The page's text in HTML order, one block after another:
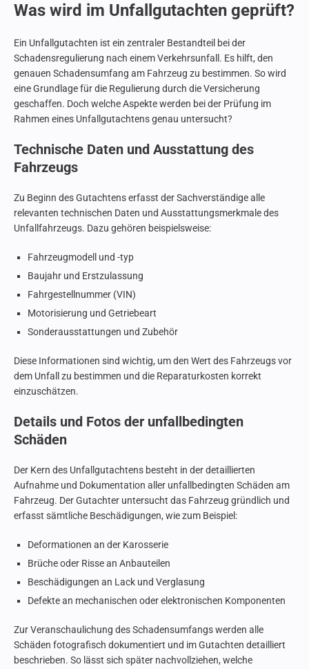
Was wird im Unfallgutachten geprüft?
Ein Unfallgutachten ist ein zentraler Bestandteil bei der
Schadensregulierung nach einem Verkehrsunfall. Es hilft, den
genauen Schadensumfang am Fahrzeug zu bestimmen. So wird
eine Grundlage für die Regulierung durch die Versicherung
geschaffen. Doch welche Aspekte werden bei der Prüfung im
Rahmen eines Unfallgutachtens genau untersucht?
Technische Daten und Ausstattung des
Fahrzeugs
Zu Beginn des Gutachtens erfasst der Sachverständige alle
relevanten technischen Daten und Ausstattungsmerkmale des
Unfallfahrzeugs. Dazu gehören beispielsweise:
Fahrzeugmodell und -typ
Baujahr und Erstzulassung
Fahrgestellnummer (VIN)
Motorisierung und Getriebeart
Sonderausstattungen und Zubehör
Diese Informationen sind wichtig, um den Wert des Fahrzeugs vor
dem Unfall zu bestimmen und die Reparaturkosten korrekt
einzuschätzen.
Details und Fotos der unfallbedingten
Schäden
Der Kern des Unfallgutachtens besteht in der detaillierten
Aufnahme und Dokumentation aller unfallbedingten Schäden am
Fahrzeug. Der Gutachter untersucht das Fahrzeug gründlich und
erfasst sämtliche Beschädigungen, wie zum Beispiel:
Deformationen an der Karosserie
Brüche oder Risse an Anbauteilen
Beschädigungen an Lack und Verglasung
Defekte an mechanischen oder elektronischen Komponenten
Zur Veranschaulichung des Schadensumfangs werden alle
Schäden fotografisch dokumentiert und im Gutachten detailliert
beschrieben. So lässt sich später nachvollziehen, welche